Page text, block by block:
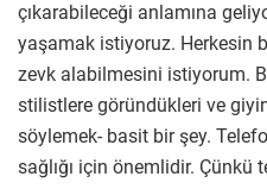
çıkarabileceği anlamına
yaşamak istiyoruz. Herkesin
zevk alabilmesini istiyorum.
stilistlere göründükleri ve
söylemek- basit bir şey.
sağlığı için önemlidir. Çünkü